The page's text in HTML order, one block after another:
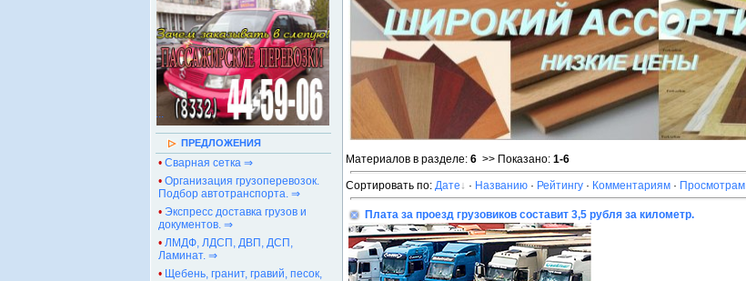
...
ПРЕДЛОЖЕНИЯ
• Сварная сетка ⇒
• Организация грузоперевозок.
Подбор автотранспорта. ⇒
• Экспресс доставка грузов и
документов. ⇒
• ЛМДФ, ЛДСП, ДВП, ДСП,
Ламинат. ⇒
• Щебень, гранит, гравий, песок,
Материалов в разделе: 6>> Показано: 1-6
Сортировать по: Дате · Названию· Рейтингу· Комментариям· Просмотрам
Плата за проезд грузовиков составит 3,5 рубля за километр.